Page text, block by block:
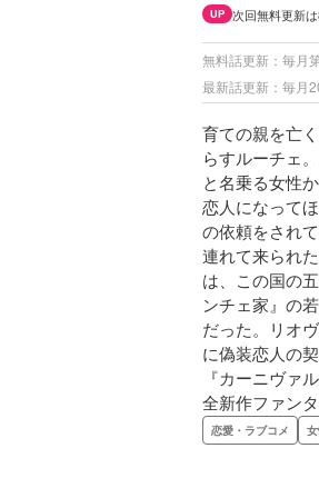
UP 次回無料更新
無料話更新：毎月
最新話更新：毎月
育ての親を亡
らすルーチェ
と名乗る女性
恋人になって
の依頼をされ
連れて来られ
は、この国の
ンチェ家』の
だった。リオ
に偽装恋人の
『カーニヴァ
全新作ファン
恋愛・ラブコメ